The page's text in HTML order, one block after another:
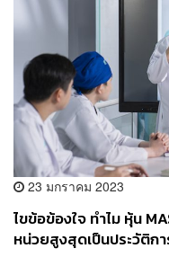
23 มกราคม 2023
ไขข้อข้องใจ ทำไม หุ้น
หน่วยสูงสุดเป็นประวัติก